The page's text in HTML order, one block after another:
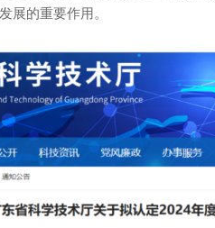
展的重要作用。